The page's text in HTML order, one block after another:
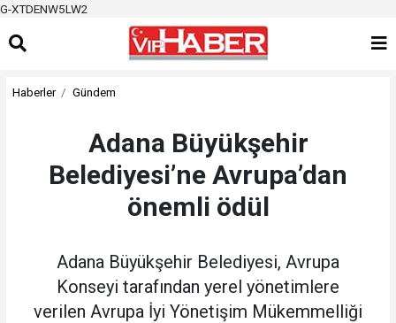
G-XTDENW5LW2
Haberler Gündem
Adana Büyükşehir
Belediyesi’ne Avrupa’dan
önemli ödül
Adana Büyükşehir Belediyesi, Avrupa
Konseyi tarafından yerel yönetimlere
verilen Avrupa İyi Yönetişim Mükemmelliği